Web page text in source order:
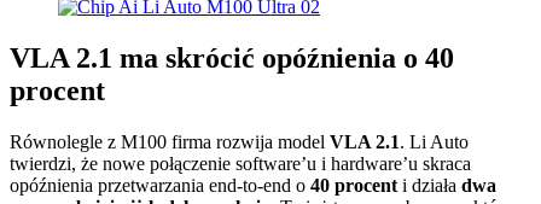
VLA 2.1 ma skrócić opóźnienia o 40
procent
Równolegle z M100 firma rozwija model VLA 2.1. Li Auto
twierdzi, że nowe połączenie software’u i hardware’u skraca
opóźnienia przetwarzania end-to-end o 40 procent i działa dwa